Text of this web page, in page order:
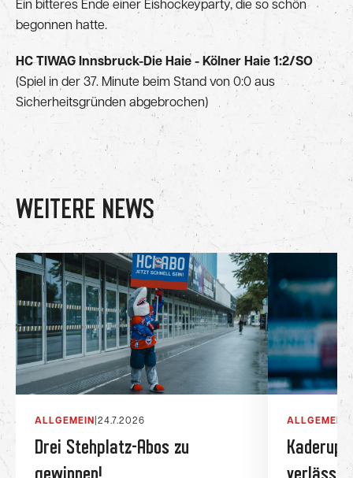
Ein bitteres Ende einer Eishockeyparty, die so schön
begonnen hatte.
HC TIWAG Innsbruck-Die Haie - Kölner Haie 1:2/SO
(Spiel in der 37. Minute beim Stand von 0:0 aus
Sicherheitsgründen abgebrochen)
WEITERE NEWS
ALLGEMEIN 24.7.2026
Drei Stehplatz-Abos zu
ALLGEMEIN |